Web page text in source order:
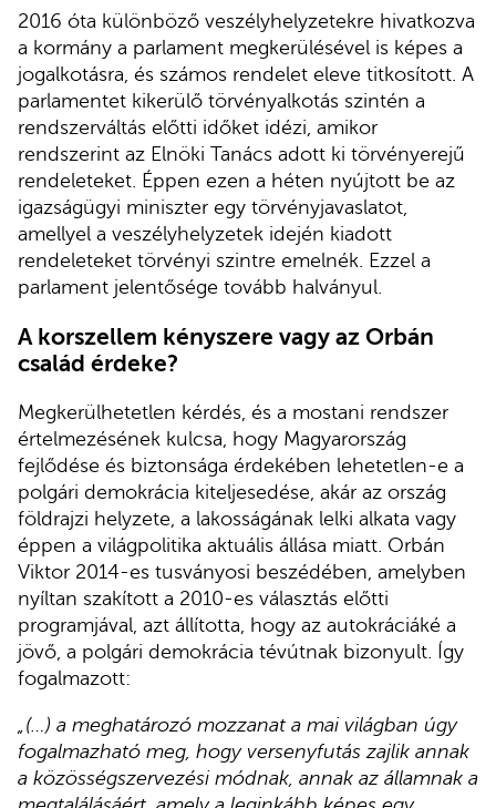
2016 óta különböző veszélyhelyzetekre hivatkozva
a kormány a parlament megkerülésével is képes a
jogalkotásra, és számos rendelet eleve titkosított. A
parlamentet kikerülő törvényalkotás szintén a
rendszerváltás előtti időket idézi, amikor
rendszerint az Elnöki Tanács adott ki törvényerejű
rendeleteket. Éppen ezen a héten nyújtott be az
igazságügyi miniszter egy törvényjavaslatot,
amellyel a veszélyhelyzetek idején kiadott
rendeleteket törvényi szintre emelnék. Ezzel a
parlament jelentősége tovább halványul.
A korszellem kényszere vagy az Orbán
család érdeke?
Megkerülhetetlen kérdés, és a mostani rendszer
értelmezésének kulcsa, hogy Magyarország
fejlődése és biztonsága érdekében lehetetlen-e a
polgári demokrácia kiteljesedése, akár az ország
földrajzi helyzete, a lakosságának lelki alkata vagy
éppen a világpolitika aktuális állása miatt. Orbán
Viktor 2014-es tusványosi beszédében, amelyben
nyíltan szakított a 2010-es választás előtti
programjával, azt állította, hogy az autokráciáké a
jövő, a polgári demokrácia tévútnak bizonyult. Így
fogalmazott:
„(…) a meghatározó mozzanat a mai világban úgy
fogalmazható meg, hogy versenyfutás zajlik annak
a közösségszervezési módnak, annak az államnak a